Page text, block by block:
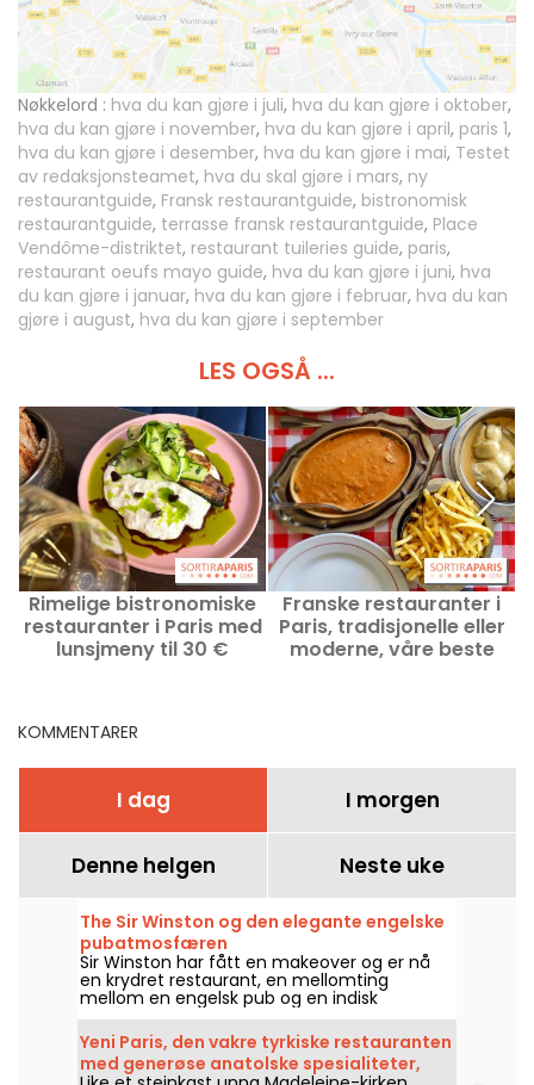
Nøkkelord : hva du kan gjøre i juli, hva du kan gjøre i oktober,
hva du kan gjøre i november, hva du kan gjøre i april, paris 1,
hva du kan gjøre i desember, hva du kan gjøre i mai, Testet
av redaksjonsteamet, hva du skal gjøre i mars, ny
restaurantguide, Fransk restaurantguide, bistronomisk
restaurantguide, terrasse fransk restaurantguide, Place
Vendôme-distriktet, restaurant tuileries guide, paris,
restaurant oeufs mayo guide, hva du kan gjøre i juni, hva
du kan gjøre i januar, hva du kan gjøre i februar, hva du kan
gjøre i august, hva du kan gjøre i september
LES OGSÅ ...
Rimelige bistronomiske
restauranter i Paris med
lunsjmeny til 30 €
Franske restauranter i
Paris, tradisjonelle eller
moderne, våre beste
KOMMENTARER
I dag I morgen
Denne helgen Neste uke
The Sir Winston og den elegante engelske
pubatmosfæren
Sir Winston har fått en makeover og er nå
en krydret restaurant, en mellomting
mellom en engelsk pub og en indisk
restaurant made in London.
Yeni Paris, den vakre tyrkiske restauranten
med generøse anatolske spesialiteter,